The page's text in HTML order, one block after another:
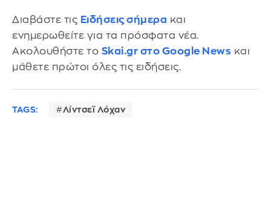
Διαβάστε τις Ειδήσεις σήμερα και
ενημερωθείτε για τα πρόσφατα νέα.
Ακολουθήστε το Skai.gr στο Google News και
μάθετε πρώτοι όλες τις ειδήσεις.
TAGS: Λίντσεϊ Λόχαν